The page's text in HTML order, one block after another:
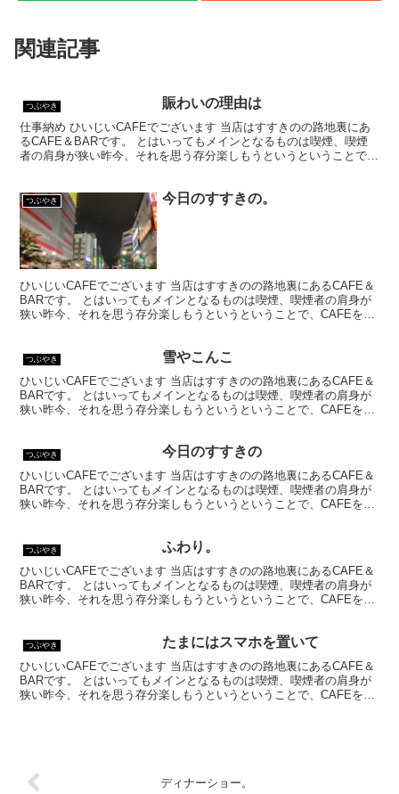
関連記事
つぶやき 賑わいの理由は
仕事納め ひいじいCAFEでございます 当店はすすきのの路地裏にあ
るCAFE＆BARです。 とはいってもメインとなるものは喫煙、喫煙
者の肩身が狭い昨今、それを思う存分楽しもうというということで、
つぶやき 今日のすすきの。
ひいじいCAFEでございます 当店はすすきのの路地裏にあるCAFE＆
BARです。 とはいってもメインとなるものは喫煙、喫煙者の肩身が
狭い昨今、それを思う存分楽しもうというということで、CAFEを名
つぶやき 雪やこんこ
ひいじいCAFEでございます 当店はすすきのの路地裏にあるCAFE＆
BARです。 とはいってもメインとなるものは喫煙、喫煙者の肩身が
狭い昨今、それを思う存分楽しもうというということで、CAFEを名
つぶやき 今日のすすきの
ひいじいCAFEでございます 当店はすすきのの路地裏にあるCAFE＆
BARです。 とはいってもメインとなるものは喫煙、喫煙者の肩身が
狭い昨今、それを思う存分楽しもうというということで、CAFEを名
つぶやき ふわり。
ひいじいCAFEでございます 当店はすすきのの路地裏にあるCAFE＆
BARです。 とはいってもメインとなるものは喫煙、喫煙者の肩身が
狭い昨今、それを思う存分楽しもうというということで、CAFEを名
つぶやき たまにはスマホを置いて
ひいじいCAFEでございます 当店はすすきのの路地裏にあるCAFE＆
BARです。 とはいってもメインとなるものは喫煙、喫煙者の肩身が
狭い昨今、それを思う存分楽しもうというということで、CAFEを名
ディナーショー。